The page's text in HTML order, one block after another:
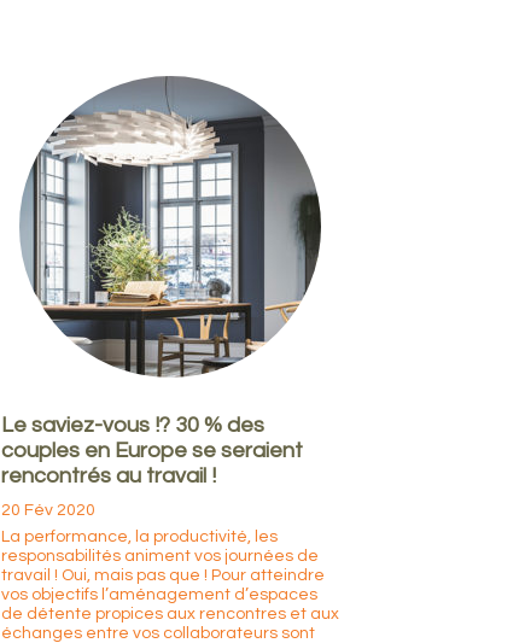
Le saviez-vous !? 30 % des
couples en Europe se seraient
rencontrés au travail !
20 Fév 2020
La performance, la productivité, les
responsabilités animent vos journées de
travail ! Oui, mais pas que ! Pour atteindre
vos objectifs l’aménagement d’espaces
de détente propices aux rencontres et aux
échanges entre vos collaborateurs sont